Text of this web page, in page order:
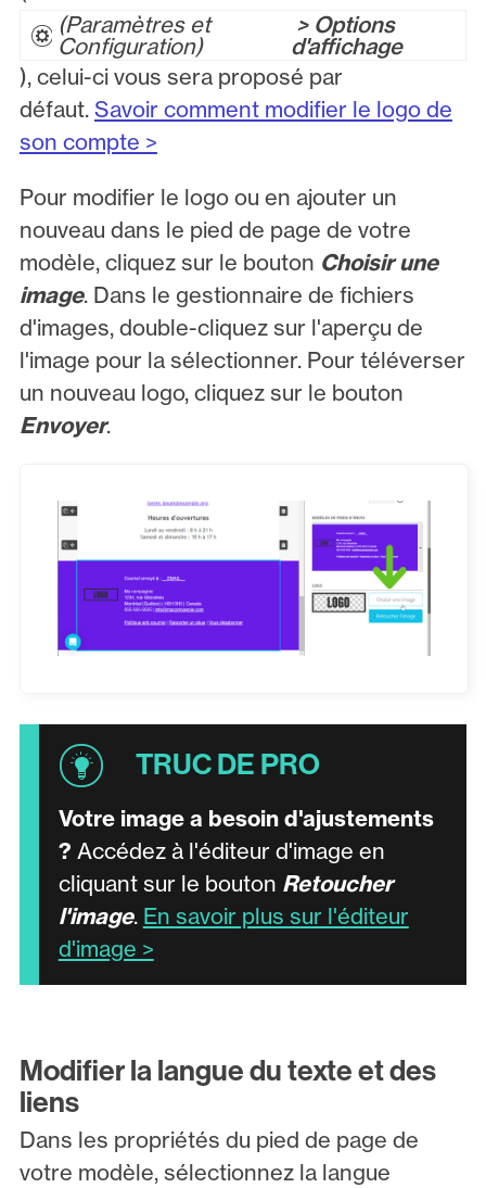
Paramètres et
Configuration
> Options
d'affichage
), celui-ci vous sera proposé par
défaut. Savoir comment modifier le logo de
son compte >
Pour modifier le logo ou en ajouter un
nouveau dans le pied de page de votre
modèle, cliquez sur le bouton Choisir une
image. Dans le gestionnaire de fichiers
d'images, double-cliquez sur l'aperçu de
l'image pour la sélectionner. Pour téléverser
un nouveau logo, cliquez sur le bouton
Envoyer.
Votre image a besoin d'ajustements
? Accédez à l'éditeur d'image en
cliquant sur le bouton Retoucher
l'image. En savoir plus sur l'éditeur
d'image >
Modifier la langue du texte et des
liens
Dans les propriétés du pied de page de
votre modèle, sélectionnez la langue